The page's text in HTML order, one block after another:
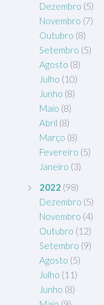
Dezembro (5)
Novembro (7)
Outubro (8)
Setembro (5)
Agosto (8)
Julho (10)
Junho (8)
Maio (8)
Abril (8)
Março (8)
Fevereiro (5)
Janeiro (3)
2022 (98)
Dezembro (5)
Novembro (4)
Outubro (12)
Setembro (9)
Agosto (5)
Julho (11)
Junho (8)